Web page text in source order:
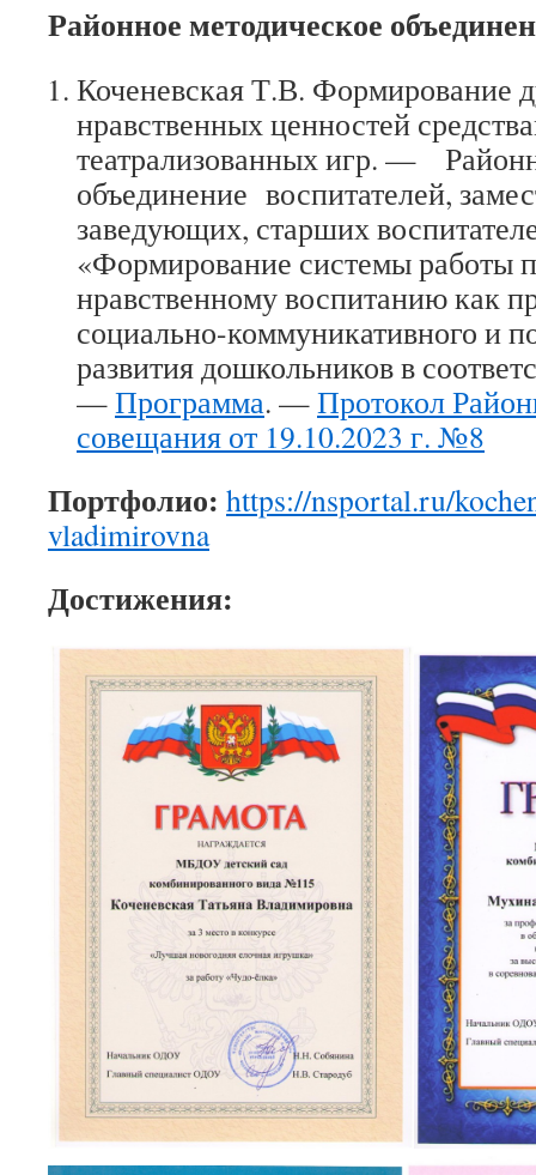
Районное методическое
Коченевская Т.В. Формирование
нравственных ценностей
театрализованных игр. —
объединение воспитателей,
заведующих, старших
«Формирование системы работы
нравственному воспитанию как
социально-коммуникативного и
развития дошкольников в
—Программа. —Протокол
совещания от 19.10.2023 г. №8
Портфолио: https://nsportal.ru/
vladimirovna
Достижения: